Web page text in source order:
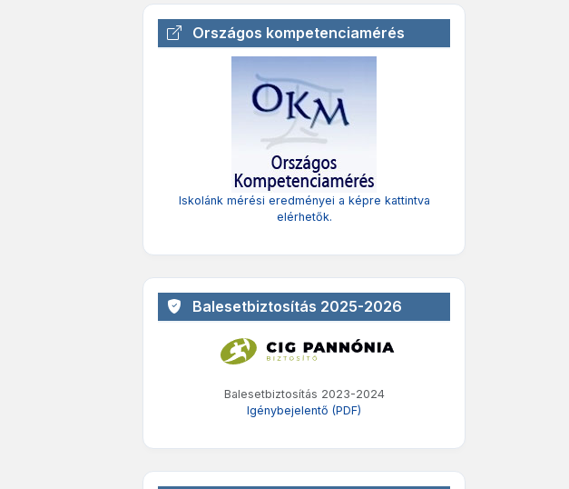
Országos kompetenciamérés
Iskolánk mérési eredményei a képre kattintva
elérhetők.
Balesetbiztosítás 2025-2026
Balesetbiztosítás 2023-2024
Igénybejelentő (PDF)